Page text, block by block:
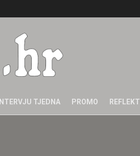
INTERVJU TJEDNA PROMO